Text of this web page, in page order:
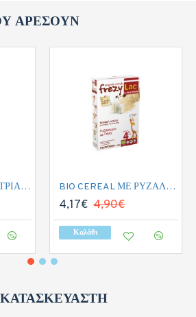
ΑΡΈΣΟΥΝ
BIO CEREAL ΔΗΜΗΤΡΙΑΚΑ ΜΕ ΓΑΛΑ ΚΑΙ ΦΡΟΥΤΑ 200GR BIO CEREAL ΜΕ ΡΥΖΑΛΕΥΡΟ ΚΑΙ ΓΑΛΑ 200GR
4,17€ 4,90€
Καλάθι